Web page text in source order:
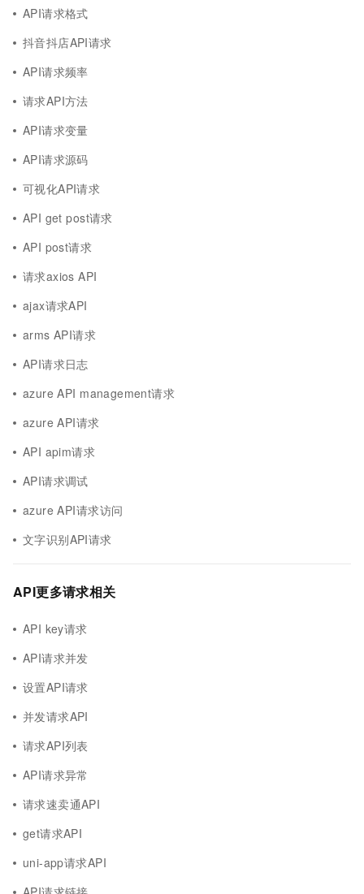
API请求格式
抖音抖店API请求
API请求频率
请求API方法
API请求变量
API请求源码
可视化API请求
API get post请求
API post请求
请求axios API
ajax请求API
arms API请求
API请求日志
azure API management请求
azure API请求
API apim请求
API请求调试
azure API请求访问
文字识别API请求
API更多请求相关
API key请求
API请求并发
设置API请求
并发请求API
请求API列表
API请求异常
请求速卖通API
get请求API
uni-app请求API